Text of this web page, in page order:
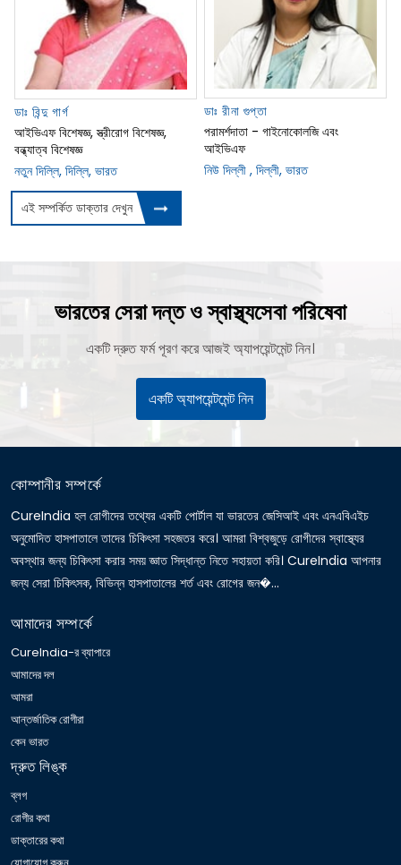
ডাঃ বিন্দু গার্গ
আইভিএফ বিশেষজ্ঞ, স্ত্রীরোগ বিশেষজ্ঞ,
বন্ধ্যাত্ব বিশেষজ্ঞ
নতুন দিল্লি, দিল্লি, ভারত
ডাঃ রীনা গুপ্তা
পরামর্শদাতা - গাইনোকোলজি এবং
আইভিএফ
নিউ দিল্লী , দিল্লী, ভারত
এই সম্পর্কিত ডাক্তার দেখুন
ভারতের সেরা দন্ত ও স্বাস্থ্যসেবা পরিষেবা
একটি দ্রুত ফর্ম পূরণ করে আজই অ্যাপয়েন্টমেন্ট নিন।
একটি অ্যাপয়েন্টমেন্ট নিন
কোম্পানীর সম্পর্কে
CureIndia হল রোগীদের তথ্যের একটি পোর্টাল যা ভারতের জেসিআই এবং এনএবিএইচ
অনুমোদিত হাসপাতালে তাদের চিকিৎসা সহজতর করে। আমরা বিশ্বজুড়ে রোগীদের স্বাস্থ্যের
অবস্থার জন্য চিকিৎসা করার সময় জ্ঞাত সিদ্ধান্ত নিতে সহায়তা করি। CureIndia আপনার
জন্য সেরা চিকিৎসক, বিভিন্ন হাসপাতালের শর্ত এবং রোগের জন�...
আমাদের সম্পর্কে
CureIndia-র ব্যাপারে
আমাদের দল
আমরা
আন্তর্জাতিক রোগীরা
কেন ভারত
দ্রুত লিঙ্ক
ব্লগ
রোগীর কথা
ডাক্তারের কথা